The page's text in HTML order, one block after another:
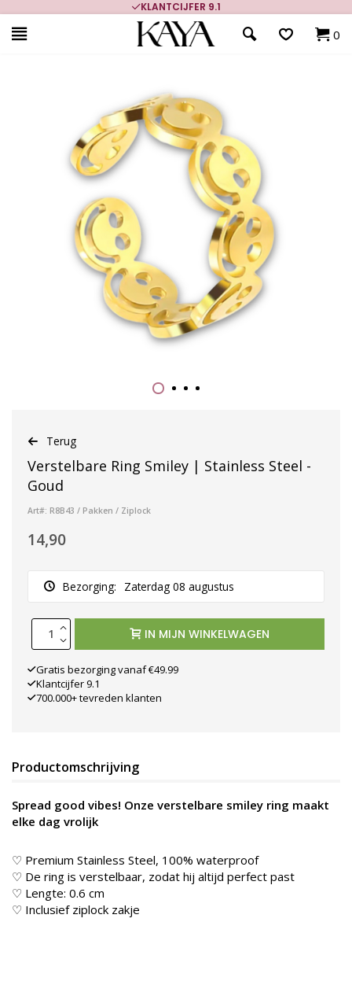
KLANTCIJFER 9.1
0
Terug
Verstelbare Ring Smiley | Stainless Steel -
Goud
Art#: R8B43 / Pakken / Ziplock
14,90
Bezorging: Zaterdag 08 augustus
IN MIJN WINKELWAGEN
Gratis bezorging vanaf €49.99
Klantcijfer 9.1
700.000+ tevreden klanten
Productomschrijving
Spread good vibes! Onze verstelbare smiley ring maakt
elke dag vrolijk
♡ Premium Stainless Steel, 100% waterproof
♡ De ring is verstelbaar, zodat hij altijd perfect past
♡ Lengte: 0.6 cm
♡ Inclusief ziplock zakje